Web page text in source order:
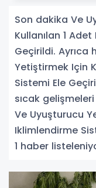
Son dakika Ve
Kullanılan 1
Geçirildi. Ayrıca
Yetiştirmek Için
Sistemi Ele
sıcak
Ve Uyuşturucu
Iklimlendirme
1 haber